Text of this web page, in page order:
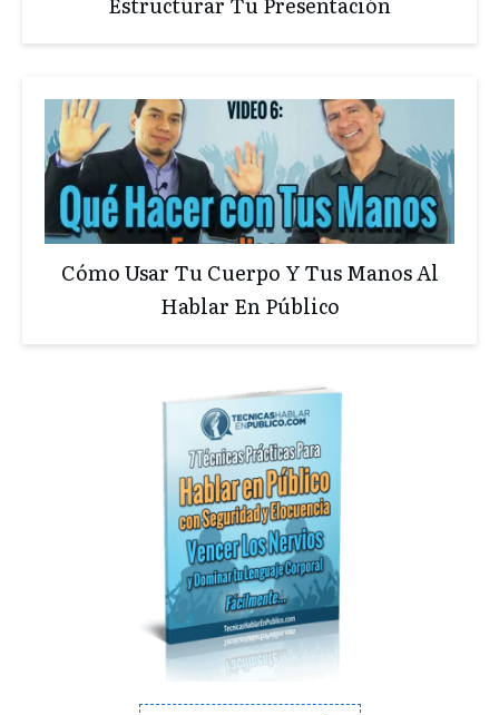
Cómo Usar Tu Cuerpo Y Tus Manos Al
Hablar En Público